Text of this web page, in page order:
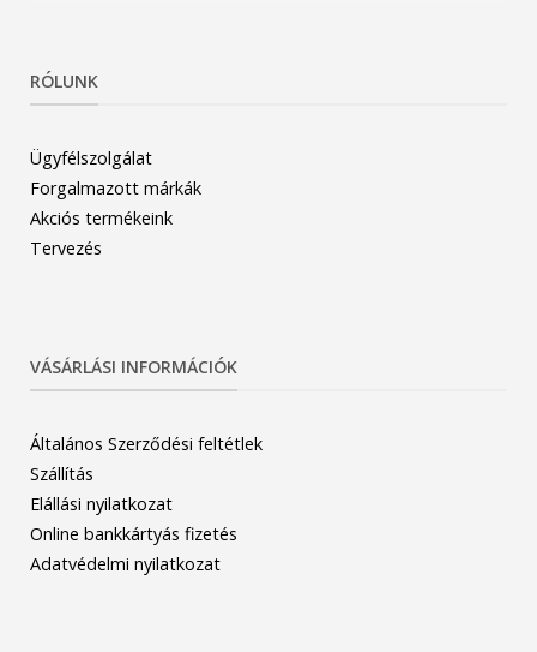
RÓLUNK
Ügyfélszolgálat
Forgalmazott márkák
Akciós termékeink
Tervezés
VÁSÁRLÁSI INFORMÁCIÓK
Általános Szerződési feltétlek
Szállítás
Elállási nyilatkozat
Online bankkártyás fizetés
Adatvédelmi nyilatkozat